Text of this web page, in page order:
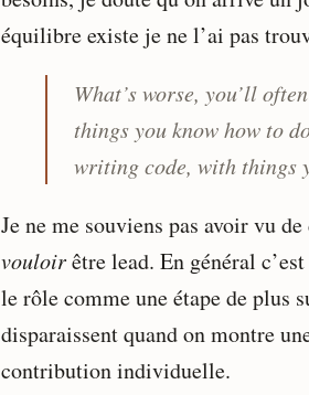
équilibre existe je ne l’ai pas
What’s worse, you’ll
things you know how to
writing code, with things
Je ne me souviens pas avoir vu
vouloirêtre lead. En général
le rôle comme une étape de plus
disparaissent quand on montre
contribution individuelle.